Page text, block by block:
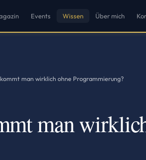
Events Wissen Über mich
man wirklich ohne Programmierung?
man